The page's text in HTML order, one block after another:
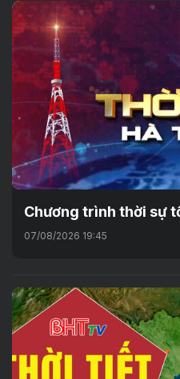
Chương trình thời sự
07/08/2026 19:45